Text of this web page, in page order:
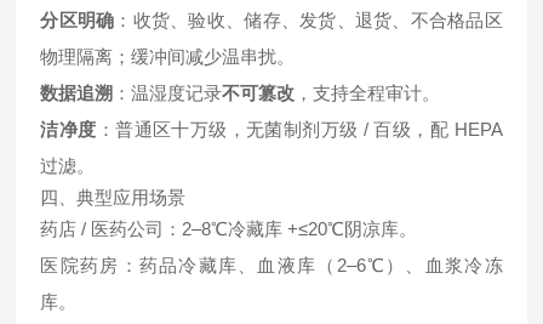
分区明确 ：收货、验收、储存、发货、退货、不合格品区
物理隔离；缓冲间减少温串扰。
数据追溯 ：温湿度记录不可篡改 ，支持全程审计。
洁净度 ：普通区十万级，无菌制剂万级 / 百级，配 HEPA
过滤。
四、典型应用场景
药店 / 医药公司：2–8℃冷藏库 +≤20℃阴凉库。
医院药房：药品冷藏库、血液库（2–6℃）、血浆冷冻
库。